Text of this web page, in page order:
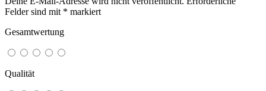
Felder sind mit * markiert
Gesamtwertung
Qualität